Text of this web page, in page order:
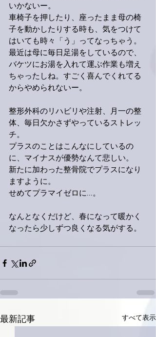
いかないー。
車椅子を押したり、座ったまま母の椅
子を動かしたりする時も、気をつけて
はいても時々「う」ってなっちゃう。
最近は母に毎日足湯をしているので、
バケツにお湯を入れて運ぶ作業も増え
ちゃったしね。すごく喜んでくれてる
からやめられないー。
整形外科のリハビリや注射、月一の整
体、毎日欠かさずやっているストレッ
チ。
プラスのことはこんなにしているの
に、マイナスが優勢なんて悲しい。
新たに加わった整骨院でプラスになり
ますように。
せめてプラマイゼロに...。
なんとなくだけど、春になって暖かく
なったら少しずつ良くなる気がする。
最新記事 すべて表示